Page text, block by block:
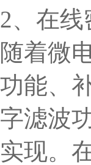
2、在
随着微
功能、
字滤波
实现。